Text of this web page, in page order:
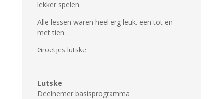
lekker spelen.
Alle lessen waren heel erg leuk. een tot en
met tien .
Groetjes lutske
Lutske
Deelnemer basisprogramma